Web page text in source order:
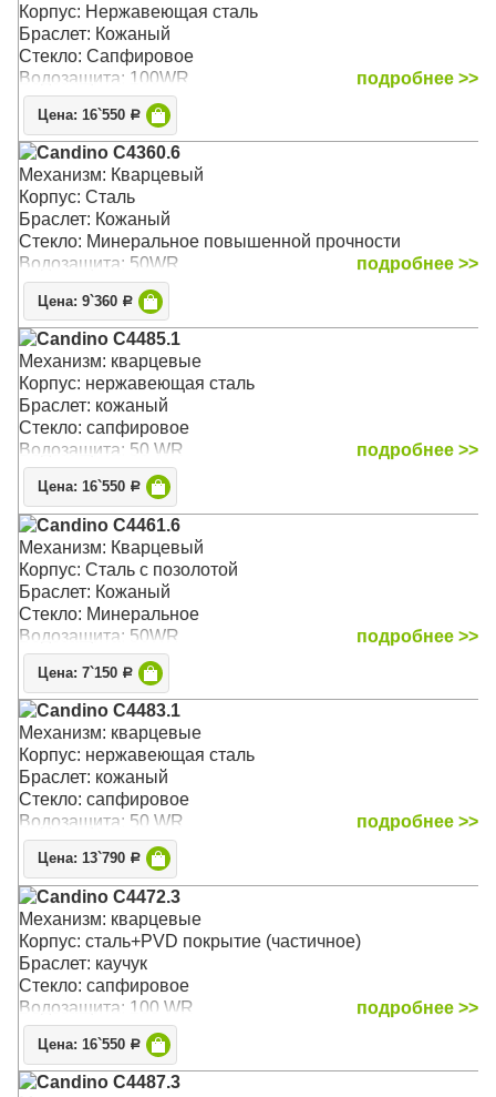
Корпус: Нержавеющая сталь
Браслет: Кожаный
Стекло: Сапфировое
Водозащита: 100WR
подробнее >>
Цена: 16`550 Р
Candino C4360.6
Механизм: Кварцевый
Корпус: Сталь
Браслет: Кожаный
Стекло: Минеральное повышенной прочности
Водозащита: 50WR
подробнее >>
Цена: 9`360 Р
Candino C4485.1
Механизм: кварцевые
Корпус: нержавеющая сталь
Браслет: кожаный
Стекло: сапфировое
Водозащита: 50 WR
подробнее >>
Цена: 16`550 Р
Candino C4461.6
Механизм: Кварцевый
Корпус: Сталь с позолотой
Браслет: Кожаный
Стекло: Минеральное
Водозащита: 50WR
подробнее >>
Цена: 7`150 Р
Candino C4483.1
Механизм: кварцевые
Корпус: нержавеющая сталь
Браслет: кожаный
Стекло: сапфировое
Водозащита: 50 WR
подробнее >>
Цена: 13`790 Р
Candino C4472.3
Механизм: кварцевые
Корпус: сталь+PVD покрытие (частичное)
Браслет: каучук
Стекло: сапфировое
Водозащита: 100 WR
подробнее >>
Цена: 16`550 Р
Candino C4487.3